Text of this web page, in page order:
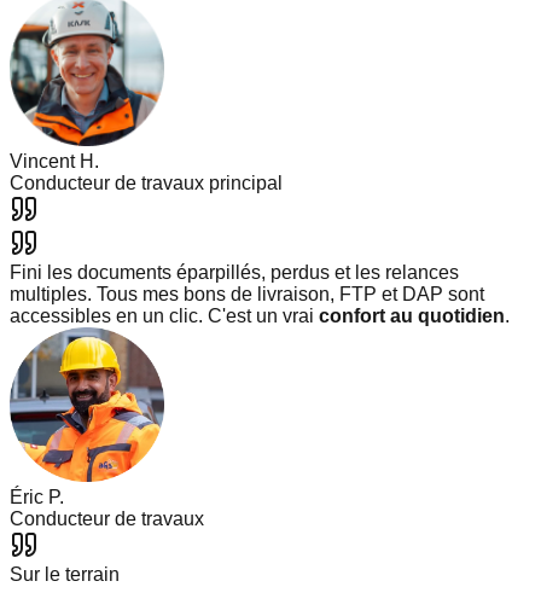
Vincent H.
Conducteur de travaux principal
Fini les documents éparpillés, perdus et les relances
multiples. Tous mes bons de livraison, FTP et DAP sont
accessibles en un clic. C'est un vrai confort au quotidien.
Éric P.
Conducteur de travaux
Sur le terrain